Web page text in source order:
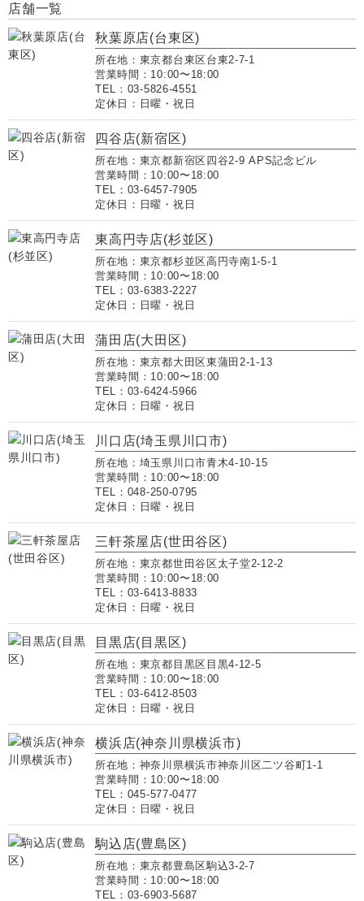
店舗一覧
秋葉原店(台東区)
所在地：東京都台東区台東2-7-1
営業時間：10:00〜18:00
TEL：03-5826-4551
定休日：日曜・祝日
四谷店(新宿区)
所在地：東京都新宿区四谷2-9 APS記念ビル
営業時間：10:00〜18:00
TEL：03-6457-7905
定休日：日曜・祝日
東高円寺店(杉並区)
所在地：東京都杉並区高円寺南1-5-1
営業時間：10:00〜18:00
TEL：03-6383-2227
定休日：日曜・祝日
蒲田店(大田区)
所在地：東京都大田区東蒲田2-1-13
営業時間：10:00〜18:00
TEL：03-6424-5966
定休日：日曜・祝日
川口店(埼玉県川口市)
所在地：埼玉県川口市青木4-10-15
営業時間：10:00〜18:00
TEL：048-250-0795
定休日：日曜・祝日
三軒茶屋店(世田谷区)
所在地：東京都世田谷区太子堂2-12-2
営業時間：10:00〜18:00
TEL：03-6413-8833
定休日：日曜・祝日
目黒店(目黒区)
所在地：東京都目黒区目黒4-12-5
営業時間：10:00〜18:00
TEL：03-6412-8503
定休日：日曜・祝日
横浜店(神奈川県横浜市)
所在地：神奈川県横浜市神奈川区二ツ谷町1-1
営業時間：10:00〜18:00
TEL：045-577-0477
定休日：日曜・祝日
駒込店(豊島区)
所在地：東京都豊島区駒込3-2-7
営業時間：10:00〜18:00
TEL：03-6903-5687